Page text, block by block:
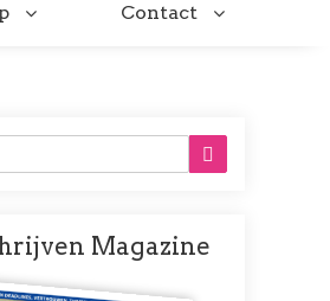
Contact
Magazine